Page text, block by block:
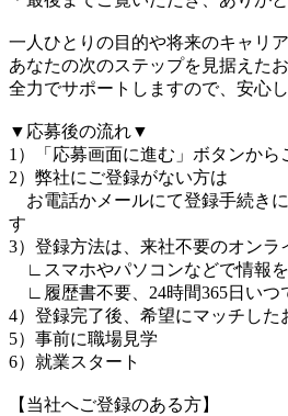
一人ひとりの目的や将来のキャリ
あなたの次のステップを見据えた
全力でサポートしますので、安心
▼応募後の流れ▼
1）「応募画面に進む」ボタンから
2）弊社にご登録がない方は
お電話かメールにて登録手続き
す
3）登録方法は、来社不要のオンラ
∟スマホやパソコンなどで情報
∟履歴書不要、24時間365日いつ
4）登録完了後、希望にマッチした
5）事前に職場見学
6）就業スタート
【当社へご登録のある方】